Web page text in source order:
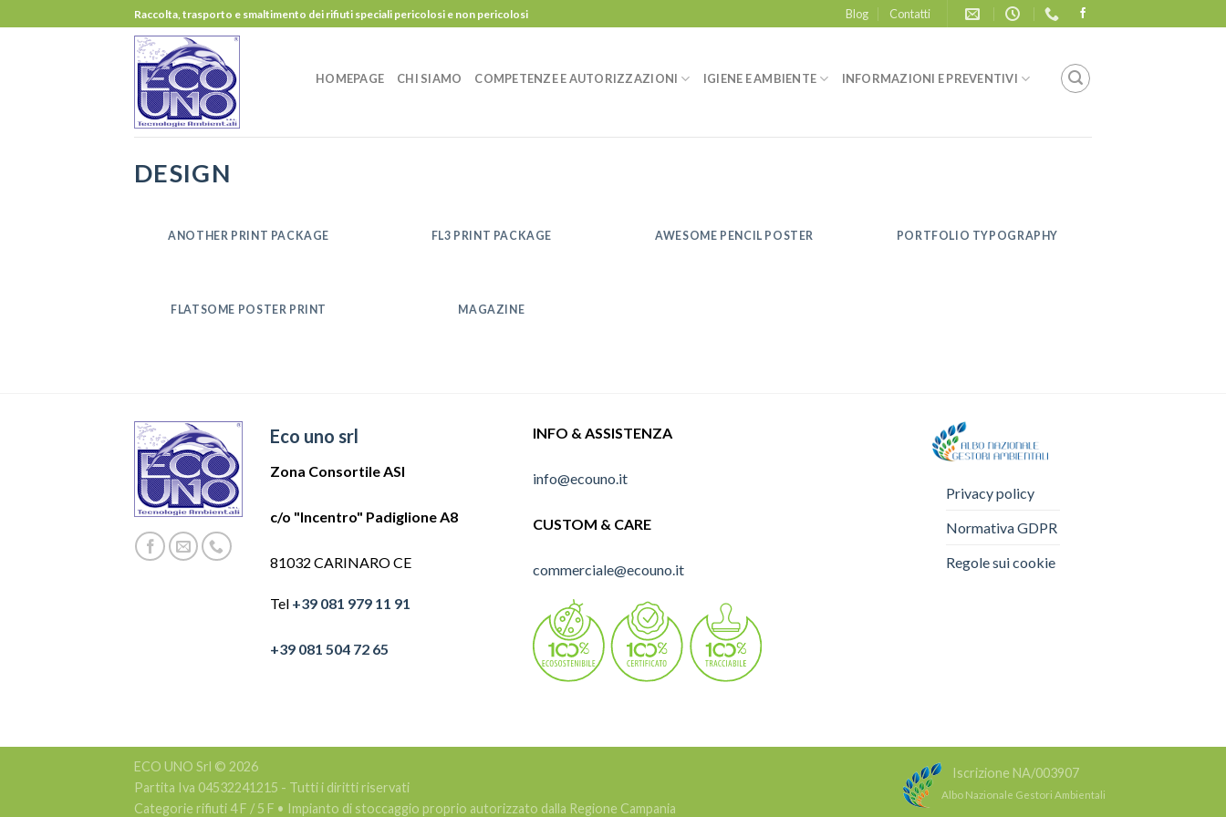
to
Raccolta, trasporto e smaltimento dei rifiuti speciali pericolosi e non pericolosi Blog Contatti
HOMEPAGE CHI SIAMO COMPETENZE E AUTORIZZAZIONI IGIENE E AMBIENTE INFORMAZIONI E PREVENTIVI
DESIGN
ANOTHER PRINT PACKAGE FL3 PRINT PACKAGE AWESOME PENCIL POSTER PORTFOLIO TYPOGRAPHY
FLATSOME POSTER PRINT MAGAZINE
Eco uno srl
Zona Consortile ASI
c/o "Incentro" Padiglione A8
81032 CARINARO CE
Tel +39 081 979 11 91
+39 081 504 72 65
INFO & ASSISTENZA
info@ecouno.it
CUSTOM & CARE
commerciale@ecouno.it
Privacy policy
Normativa GDPR
Regole sui cookie
Iscrizione NA/003907
Albo Nazionale Gestori Ambientali
ECO UNO Srl © 2026
Partita Iva 04532241215 - Tutti i diritti riservati
Categorie rifiuti 4 F / 5 F • Impianto di stoccaggio proprio autorizzato dalla Regione Campania